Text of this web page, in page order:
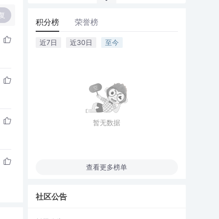
积分榜 荣誉榜
近7日 近30日 至今
暂无数据
查看更多榜单
社区公告